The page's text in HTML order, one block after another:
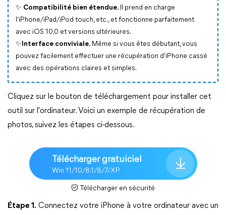
✨ Compatibilité bien étendue. Il prend en charge
l'iPhone/iPad/iPod touch, etc., et fonctionne parfaitement
avec iOS 10.0 et versions ultérieures.
✨Interface conviviale. Même si vous êtes débutant, vous
pouvez facilement effectuer une récupération d'iPhone cassé
avec des opérations claires et simples.
Cliquez sur le bouton de téléchargement pour installer cet
outil sur l'ordinateur. Voici un exemple de récupération de
photos, suivez les étapes ci-dessous.
Télécharger gratuiciel
Win 11/10/8.1/8/7/XP
Télécharger en sécurité
Étape 1. Connectez votre iPhone à votre ordinateur avec un